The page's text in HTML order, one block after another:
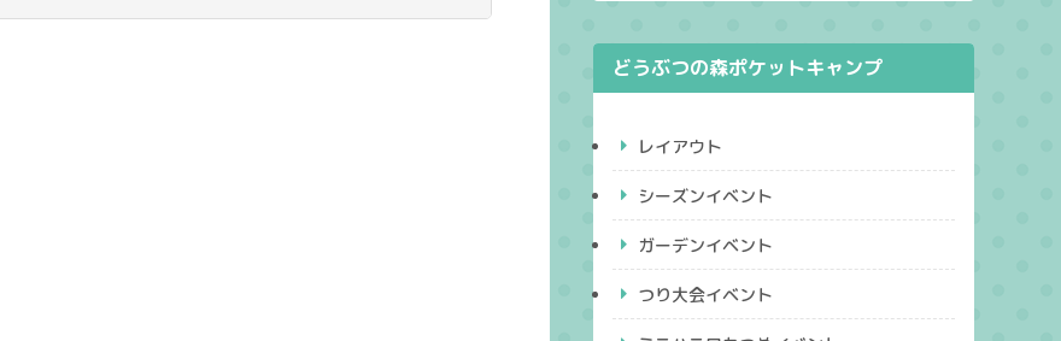
どうぶつの森ポケットキャンプ
レイアウト
シーズンイベント
ガーデンイベント
つり大会イベント